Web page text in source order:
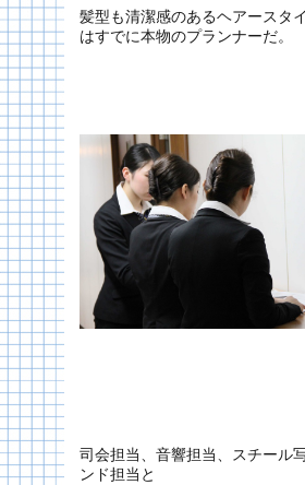
髪型も清潔感のあるヘアースタ
はすでに本物のプランナーだ。
司会担当、音響担当、スチール
ンド担当と